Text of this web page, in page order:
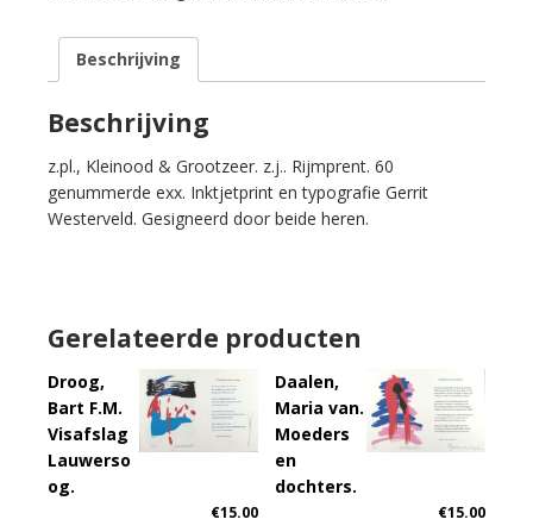
Vrolijk
water.
aantal
Beschrijving
Beschrijving
z.pl., Kleinood & Grootzeer. z.j.. Rijmprent. 60
genummerde exx. Inktjetprint en typografie Gerrit
Westerveld. Gesigneerd door beide heren.
Gerelateerde producten
Droog,
Bart F.M.
Visafslag
Lauwerso
og.
€15.00
Daalen,
Maria van.
Moeders
en
dochters.
€15.00